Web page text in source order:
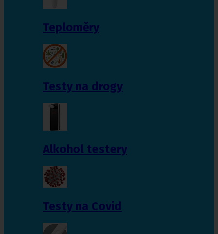
Teploměry
Testy na drogy
Alkohol testery
Testy na Covid